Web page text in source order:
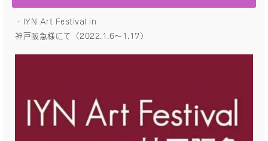
・IYN Art Festival in
神戸阪急様にて（2022.1.6〜1.17）